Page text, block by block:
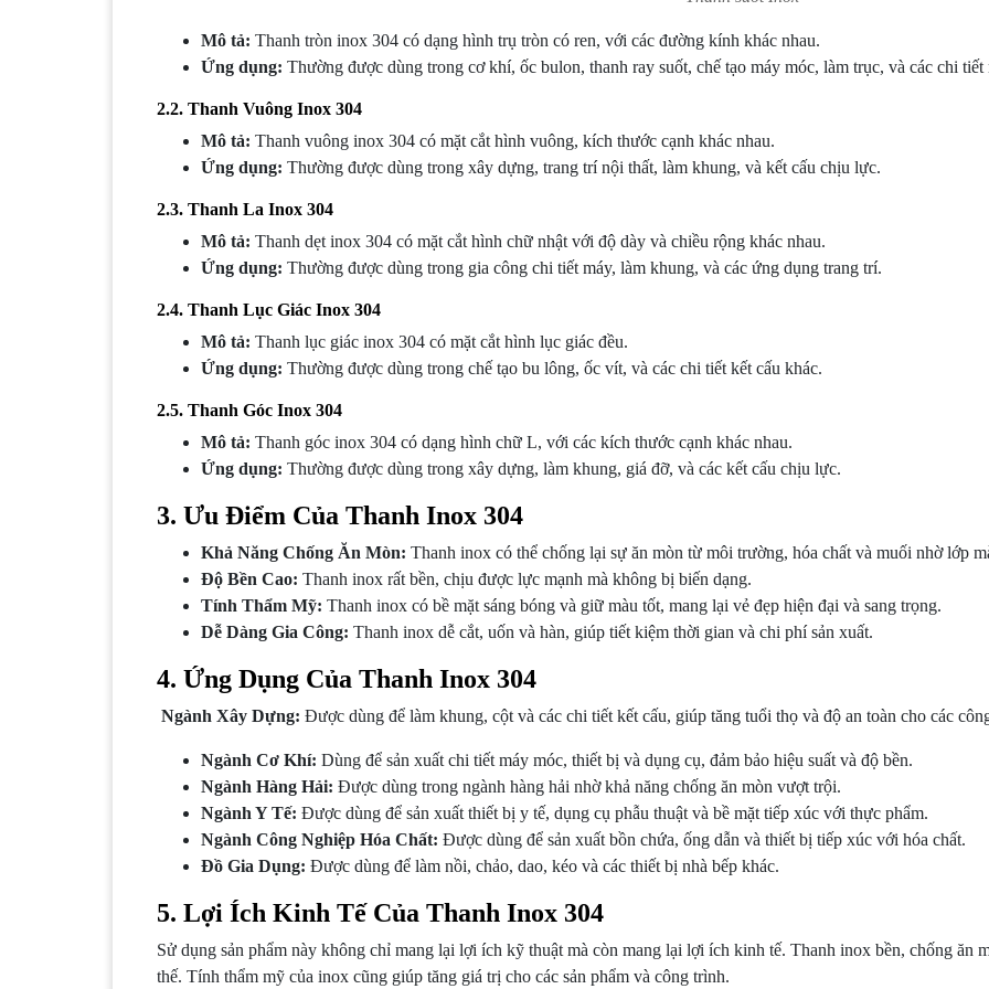
Mô tả: Thanh tròn inox 304 có dạng hình trụ tròn có ren, với các đường kính khác nhau.
Ứng dụng: Thường được dùng trong cơ khí, ốc bulon, thanh ray suốt, chế tạo máy móc, làm trục, và các chi tiết
2.2. Thanh Vuông Inox 304
Mô tả: Thanh vuông inox 304 có mặt cắt hình vuông, kích thước cạnh khác nhau.
Ứng dụng: Thường được dùng trong xây dựng, trang trí nội thất, làm khung, và kết cấu chịu lực.
2.3. Thanh La Inox 304
Mô tả: Thanh dẹt inox 304 có mặt cắt hình chữ nhật với độ dày và chiều rộng khác nhau.
Ứng dụng: Thường được dùng trong gia công chi tiết máy, làm khung, và các ứng dụng trang trí.
2.4. Thanh Lục Giác Inox 304
Mô tả: Thanh lục giác inox 304 có mặt cắt hình lục giác đều.
Ứng dụng: Thường được dùng trong chế tạo bu lông, ốc vít, và các chi tiết kết cấu khác.
2.5. Thanh Góc Inox 304
Mô tả: Thanh góc inox 304 có dạng hình chữ L, với các kích thước cạnh khác nhau.
Ứng dụng: Thường được dùng trong xây dựng, làm khung, giá đỡ, và các kết cấu chịu lực.
3. Ưu Điểm Của Thanh Inox 304
Khả Năng Chống Ăn Mòn: Thanh inox có thể chống lại sự ăn mòn từ môi trường, hóa chất và muối nhờ lớp
Độ Bền Cao: Thanh inox rất bền, chịu được lực mạnh mà không bị biến dạng.
Tính Thẩm Mỹ: Thanh inox có bề mặt sáng bóng và giữ màu tốt, mang lại vẻ đẹp hiện đại và sang trọng.
Dễ Dàng Gia Công: Thanh inox dễ cắt, uốn và hàn, giúp tiết kiệm thời gian và chi phí sản xuất.
4. Ứng Dụng Của Thanh Inox 304
Ngành Xây Dựng: Được dùng để làm khung, cột và các chi tiết kết cấu, giúp tăng tuổi thọ và độ an toàn cho các
Ngành Cơ Khí: Dùng để sản xuất chi tiết máy móc, thiết bị và dụng cụ, đảm bảo hiệu suất và độ bền.
Ngành Hàng Hải: Được dùng trong ngành hàng hải nhờ khả năng chống ăn mòn vượt trội.
Ngành Y Tế: Được dùng để sản xuất thiết bị y tế, dụng cụ phẫu thuật và bề mặt tiếp xúc với thực phẩm.
Ngành Công Nghiệp Hóa Chất: Được dùng để sản xuất bồn chứa, ống dẫn và thiết bị tiếp xúc với hóa chất.
Đồ Gia Dụng: Được dùng để làm nồi, chảo, dao, kéo và các thiết bị nhà bếp khác.
5. Lợi Ích Kinh Tế Của Thanh Inox 304
Sử dụng sản phẩm này không chỉ mang lại lợi ích kỹ thuật mà còn mang lại lợi ích kinh tế. Thanh inox bền, chống ăn
thế. Tính thẩm mỹ của inox cũng giúp tăng giá trị cho các sản phẩm và công trình.